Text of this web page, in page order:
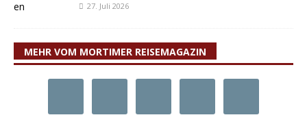
27. Juli 2026
MEHR VOM MORTIMER REISEMAGAZIN